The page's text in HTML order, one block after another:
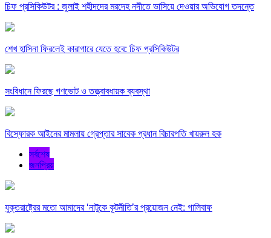
চিফ প্রসিকিউটর : জুলাই শহীদদের মরদেহ নদীতে ভাসিয়ে দেওয়ার অভিযোগ তদন্তে
শেখ হাসিনা ফিরলেই কারাগারে যেতে হবে: চিফ প্রসিকিউটর
সংবিধানে ফিরছে গণভোট ও তত্ত্বাবধায়ক ব্যবস্থা
বিস্ফোরক আইনের মামলায় গ্রেপ্তার সাবেক প্রধান বিচারপতি খায়রুল হক
সর্বশেষ
জনপ্রিয়
যুক্তরাষ্ট্রের মতো আমাদের ‘নাটুকে কূটনীতি’র প্রয়োজন নেই: গালিবাফ